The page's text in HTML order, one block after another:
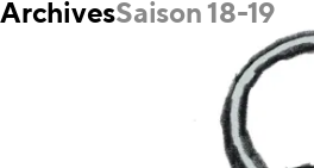
ArchivesSaison 18-19